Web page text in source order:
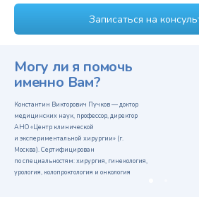
Записаться на
Могу ли я помочь
именно Вам?
Константин Викторович Пучков — доктор
медицинских наук, профессор, директор
АНО «Центр клинической
и экспериментальной хирургии» (г.
Москва). Сертифицирован
по специальностям: хирургия, гинекология,
урология, колопроктология и онкология